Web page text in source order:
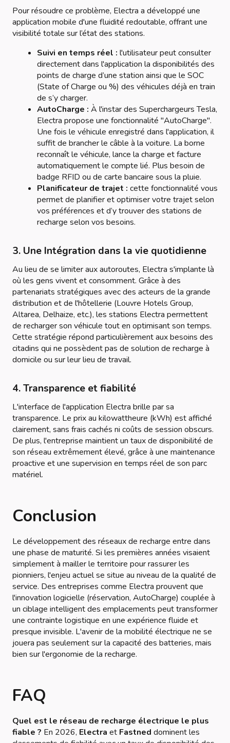
Pour résoudre ce problème, Electra a développé une
application mobile d'une fluidité redoutable, offrant une
visibilité totale sur l’état des stations.
Suivi en temps réel : l'utilisateur peut consulter
directement dans l'application la disponibilités des
points de charge d’une station ainsi que le SOC
(State of Charge ou %) des véhicules déjà en train
de s’y charger.
AutoCharge : À l'instar des Superchargeurs Tesla,
Electra propose une fonctionnalité "AutoCharge".
Une fois le véhicule enregistré dans l'application, il
suffit de brancher le câble à la voiture. La borne
reconnaît le véhicule, lance la charge et facture
automatiquement le compte lié. Plus besoin de
badge RFID ou de carte bancaire sous la pluie.
Planificateur de trajet : cette fonctionnalité vous
permet de planifier et optimiser votre trajet selon
vos préférences et d’y trouver des stations de
recharge selon vos besoins.
3. Une Intégration dans la vie quotidienne
Au lieu de se limiter aux autoroutes, Electra s'implante là
où les gens vivent et consomment. Grâce à des
partenariats stratégiques avec des acteurs de la grande
distribution et de l'hôtellerie (Louvre Hotels Group,
Altarea, Delhaize, etc.), les stations Electra permettent
de recharger son véhicule tout en optimisant son temps.
Cette stratégie répond particulièrement aux besoins des
citadins qui ne possèdent pas de solution de recharge à
domicile ou sur leur lieu de travail.
4. Transparence et fiabilité
L'interface de l'application Electra brille par sa
transparence. Le prix au kilowattheure (kWh) est affiché
clairement, sans frais cachés ni coûts de session obscurs.
De plus, l'entreprise maintient un taux de disponibilité de
son réseau extrêmement élevé, grâce à une maintenance
proactive et une supervision en temps réel de son parc
matériel.
Conclusion
Le développement des réseaux de recharge entre dans
une phase de maturité. Si les premières années visaient
simplement à mailler le territoire pour rassurer les
pionniers, l'enjeu actuel se situe au niveau de la qualité de
service. Des entreprises comme Electra prouvent que
l'innovation logicielle (réservation, AutoCharge) couplée à
un ciblage intelligent des emplacements peut transformer
une contrainte logistique en une expérience fluide et
presque invisible. L'avenir de la mobilité électrique ne se
jouera pas seulement sur la capacité des batteries, mais
bien sur l'ergonomie de la recharge.
FAQ
Quel est le réseau de recharge électrique le plus
fiable ? En 2026, Electra et Fastned dominent les